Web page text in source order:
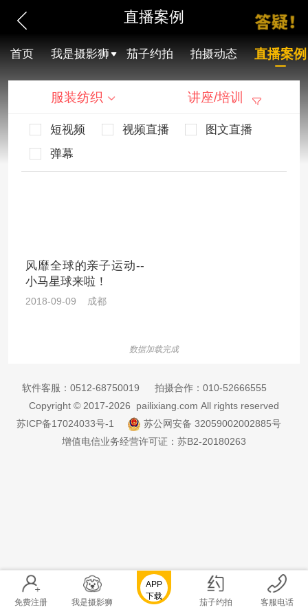
直播案例
首页 我是摄影狮 茄子约拍 拍摄动态 直播案例
服装纺织 讲座/培训
短视频 视频直播
图文直播
弹幕
风靡全球的亲子运动--
小马星球来啦！
2018-09-09 成都
数据加载完成
软件客服： 0512-68750019 拍摄合作： 010-52666555
Copyright © 2017-2026 pailixiang.com All rights reserved
苏ICP备17024033号-1
苏公网安备 32059002002885号
增值电信业务经营许可证：苏B2-20180263
免费注册 我是摄影狮
APP
下载
茄子约拍 客服电话